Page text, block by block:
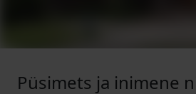
Püsimets ja inimene